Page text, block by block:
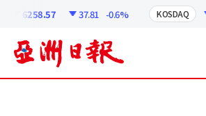
6258.57 37.81 -0.6% KOSDAQ